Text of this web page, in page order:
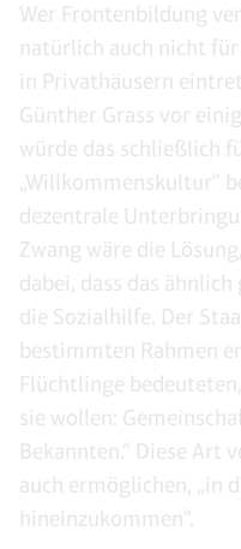
Wer Frontenbildung
natürlich auch nicht
in Privathäusern
Günther Grass vor
würde das schließlich
„Willkommenskultur“
dezentrale
Zwang wäre die
dabei, dass das
die Sozialhilfe. Der
bestimmten Rahmen
Flüchtlinge
sie wollen:
Bekannten.“ Diese Art
auch ermöglichen, „in
hineinzukommen“.